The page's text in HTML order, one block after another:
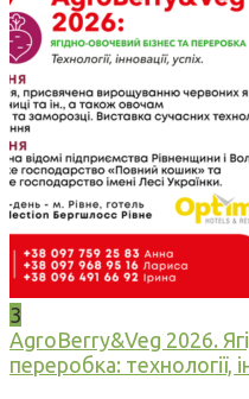
3
AgroBerry&Veg 2026.
переробка: технології,